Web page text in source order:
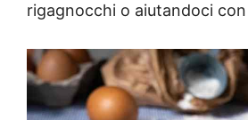
rigagnocchi o aiutandoci con